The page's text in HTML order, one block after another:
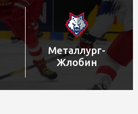
Металлург-
Жлобин